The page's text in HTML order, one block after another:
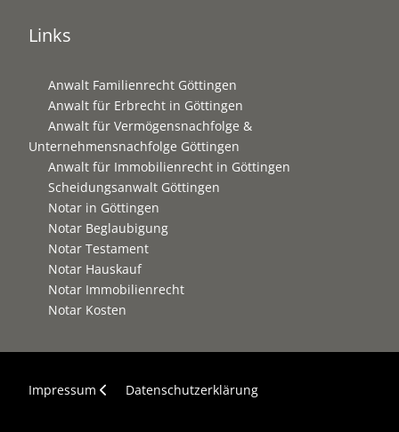
Links
Anwalt Familienrecht Göttingen
Anwalt für Erbrecht in Göttingen
Anwalt für Vermögensnachfolge &
Unternehmensnachfolge Göttingen
Anwalt für Immobilienrecht in Göttingen
Scheidungsanwalt Göttingen
Notar in Göttingen
Notar Beglaubigung
Notar Testament
Notar Hauskauf
Notar Immobilienrecht
Notar Kosten
Impressum Datenschutzerklärung